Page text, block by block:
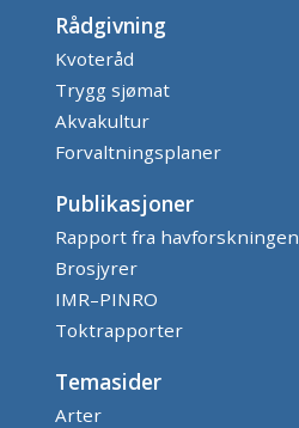
Rådgivning
Kvoteråd
Trygg sjømat
Akvakultur
Forvaltningsplaner
Publikasjoner
Rapport fra havforskningen
Brosjyrer
IMR–PINRO
Toktrapporter
Temasider
Arter